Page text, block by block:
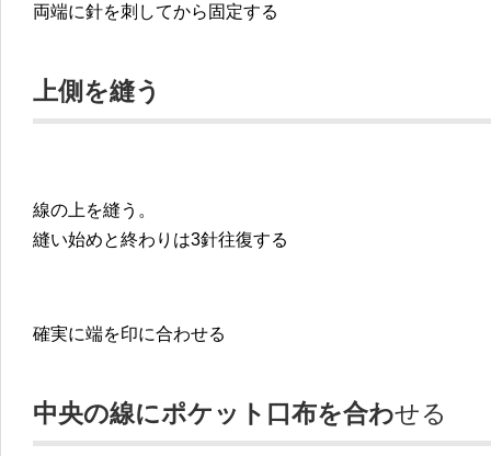
両端に針を刺してから固定する
上側を縫う
線の上を縫う。
縫い始めと終わりは3針往復する
確実に端を印に合わせる
中央の線にポケット口布を合わせる